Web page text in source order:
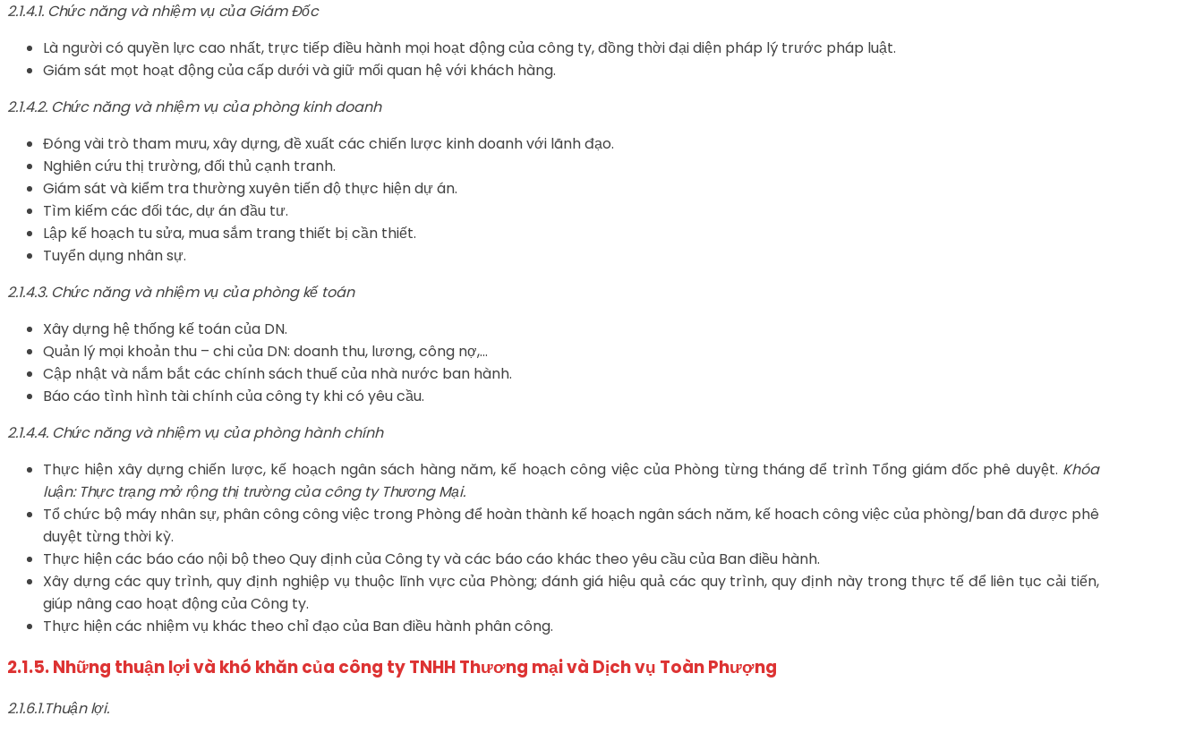
2.1.4.1. Chức năng và nhiệm vụ của Giám Đốc
Là người có quyền lực cao nhất, trực tiếp điều hành mọi hoạt động của công ty, đồng thời đại diện pháp lý trước pháp luật.
Giám sát mọt hoạt động của cấp dưới và giữ mối quan hệ với khách hàng.
2.1.4.2. Chức năng và nhiệm vụ của phòng kinh doanh
Đóng vài trò tham mưu, xây dựng, đề xuất các chiến lược kinh doanh với lãnh đạo.
Nghiên cứu thị trường, đối thủ cạnh tranh.
Giám sát và kiểm tra thường xuyên tiến độ thực hiện dự án.
Tìm kiếm các đối tác, dự án đầu tư.
Lập kế hoạch tu sửa, mua sắm trang thiết bị cần thiết.
Tuyển dụng nhân sự.
2.1.4.3. Chức năng và nhiệm vụ của phòng kế toán
Xây dựng hệ thống kế toán của DN.
Quản lý mọi khoản thu – chi của DN: doanh thu, lương, công nợ,…
Cập nhật và nắm bắt các chính sách thuế của nhà nước ban hành.
Báo cáo tình hình tài chính của công ty khi có yêu cầu.
2.1.4.4. Chức năng và nhiệm vụ của phòng hành chính
Thực hiện xây dựng chiến lược, kế hoạch ngân sách hàng năm, kế hoạch công việc của Phòng từng tháng để trình Tổng giám đốc phê duyệt. Khóa
luận: Thực trạng mở rộng thị trường của công ty Thương Mại.
Tổ chức bộ máy nhân sự, phân công công việc trong Phòng để hoàn thành kế hoạch ngân sách năm, kế hoach công việc của phòng/ban đã được phê
duyệt từng thời kỳ.
Thực hiện các báo cáo nội bộ theo Quy định của Công ty và các báo cáo khác theo yêu cầu của Ban điều hành.
Xây dựng các quy trình, quy định nghiệp vụ thuộc lĩnh vực của Phòng; đánh giá hiệu quả các quy trình, quy định này trong thực tế để liên tục cải tiến,
giúp nâng cao hoạt động của Công ty.
Thực hiện các nhiệm vụ khác theo chỉ đạo của Ban điều hành phân công.
2.1.5. Những thuận lợi và khó khăn của công ty TNHH Thương mại và Dịch vụ Toàn Phượng
2.1.6.1.Thuận lợi.